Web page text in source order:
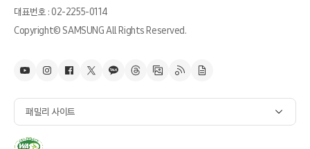
대표번호 : 02-2255-0114
Copyright© SAMSUNG All Rights Reserved.
패밀리 사이트